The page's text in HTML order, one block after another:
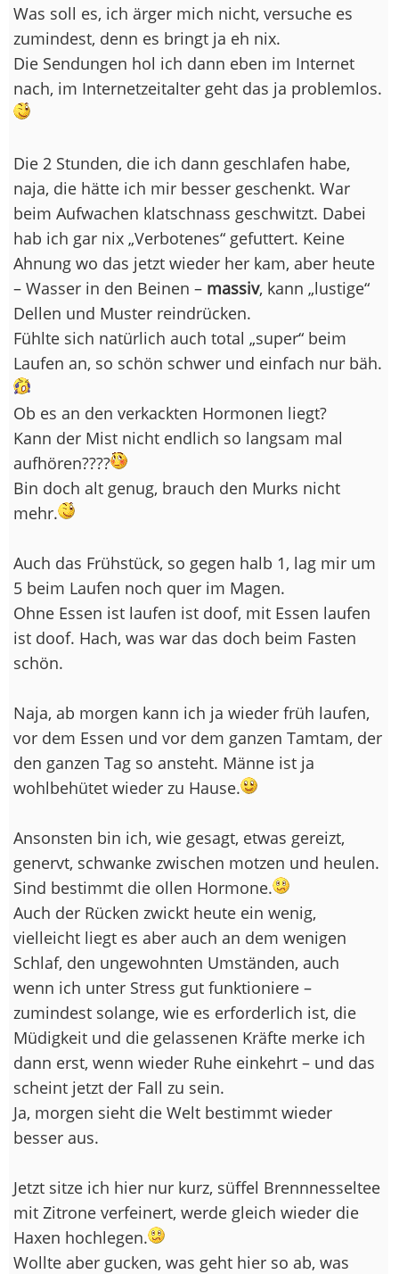
Was soll es, ich ärger mich nicht, versuche es
zumindest, denn es bringt ja eh nix.
Die Sendungen hol ich dann eben im Internet
nach, im Internetzeitalter geht das ja problemlos.
Die 2 Stunden, die ich dann geschlafen habe,
naja, die hätte ich mir besser geschenkt. War
beim Aufwachen klatschnass geschwitzt. Dabei
hab ich gar nix „Verbotenes“ gefuttert. Keine
Ahnung wo das jetzt wieder her kam, aber heute
– Wasser in den Beinen – massiv, kann „lustige“
Dellen und Muster reindrücken.
Fühlte sich natürlich auch total „super“ beim
Laufen an, so schön schwer und einfach nur bäh.
Ob es an den verkackten Hormonen liegt?
Kann der Mist nicht endlich so langsam mal
aufhören????
Bin doch alt genug, brauch den Murks nicht
mehr.
Auch das Frühstück, so gegen halb 1, lag mir um
5 beim Laufen noch quer im Magen.
Ohne Essen ist laufen ist doof, mit Essen laufen
ist doof. Hach, was war das doch beim Fasten
schön.
Naja, ab morgen kann ich ja wieder früh laufen,
vor dem Essen und vor dem ganzen Tamtam, der
den ganzen Tag so ansteht. Männe ist ja
wohlbehütet wieder zu Hause.
Ansonsten bin ich, wie gesagt, etwas gereizt,
genervt, schwanke zwischen motzen und heulen.
Sind bestimmt die ollen Hormone.
Auch der Rücken zwickt heute ein wenig,
vielleicht liegt es aber auch an dem wenigen
Schlaf, den ungewohnten Umständen, auch
wenn ich unter Stress gut funktioniere –
zumindest solange, wie es erforderlich ist, die
Müdigkeit und die gelassenen Kräfte merke ich
dann erst, wenn wieder Ruhe einkehrt – und das
scheint jetzt der Fall zu sein.
Ja, morgen sieht die Welt bestimmt wieder
besser aus.
Jetzt sitze ich hier nur kurz, süffel Brennnesseltee
mit Zitrone verfeinert, werde gleich wieder die
Haxen hochlegen.
Wollte aber gucken, was geht hier so ab, was